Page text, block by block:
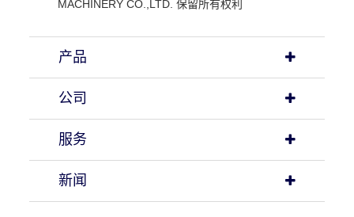
MACHINERY CO.,LTD. 保留所有权利
产品
公司
服务
新闻